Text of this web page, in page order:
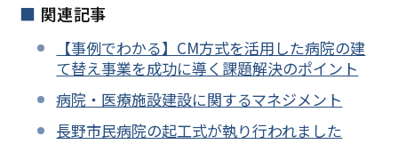
関連記事
【事例でわかる】CM方式を活用した病院の建
て替え事業を成功に導く課題解決のポイント
病院・医療施設建設に関するマネジメント
長野市民病院の起工式が執り行われました